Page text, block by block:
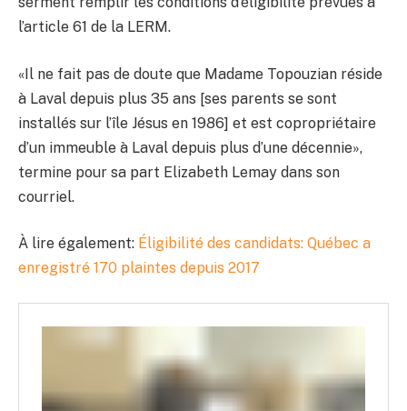
l’article 61 de la LERM.
«Il ne fait pas de doute que Madame Topouzian réside
à Laval depuis plus 35 ans [ses parents se sont
installés sur l’île Jésus en 1986] et est copropriétaire
d’un immeuble à Laval depuis plus d’une décennie»,
termine pour sa part Elizabeth Lemay dans son
courriel.
À lire également: Éligibilité des candidats: Québec a
enregistré 170 plaintes depuis 2017